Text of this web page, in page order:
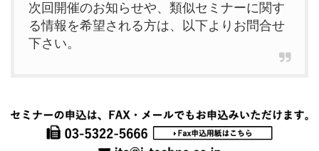
次回開催のお知らせや、類似セミナーに関す
る情報を希望される方は、以下よりお問合せ
下さい。